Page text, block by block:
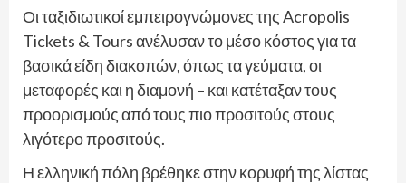
Οι ταξιδιωτικοί εμπειρογνώμονες της Acropolis
Tickets & Tours ανέλυσαν το μέσο κόστος για τα
βασικά είδη διακοπών, όπως τα γεύματα, οι
μεταφορές και η διαμονή – και κατέταξαν τους
προορισμούς από τους πιο προσιτούς στους
λιγότερο προσιτούς.
Η ελληνική πόλη βρέθηκε στην κορυφή της λίστας